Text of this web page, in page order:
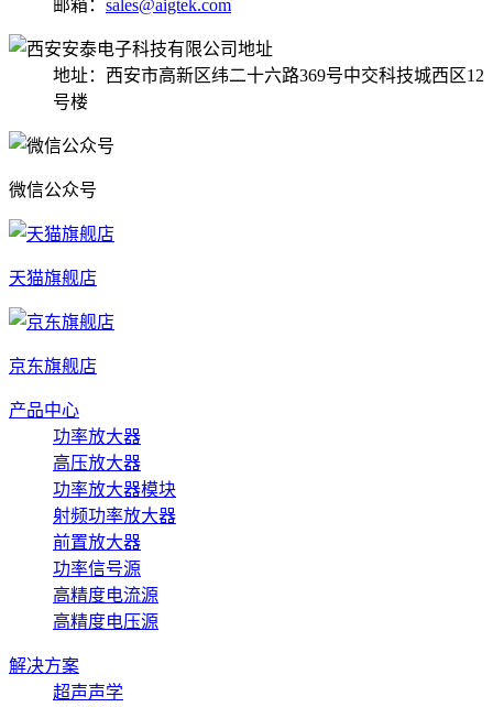
邮箱： sales@aigtek.com
地址：西安市高新区纬二十六路369号中交科技城西区12
号楼
微信公众号
天猫旗舰店
京东旗舰店
产品中心
功率放大器
高压放大器
功率放大器模块
射频功率放大器
前置放大器
功率信号源
高精度电流源
高精度电压源
解决方案
超声声学